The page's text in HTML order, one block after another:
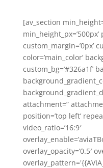
[av_section
custom_margin=’0px’
color=’main_color’
custom_bg=’#326a1f’
attachment=”
position=’top left’
video_ratio=’16:9′
overlay_opacity=’0.5′